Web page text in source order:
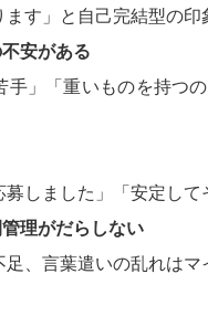
す」と自己完結型の印
安がある
」「重いものを持つ
しました」「安定して
理がだらしない
、言葉遣いの乱れはマ